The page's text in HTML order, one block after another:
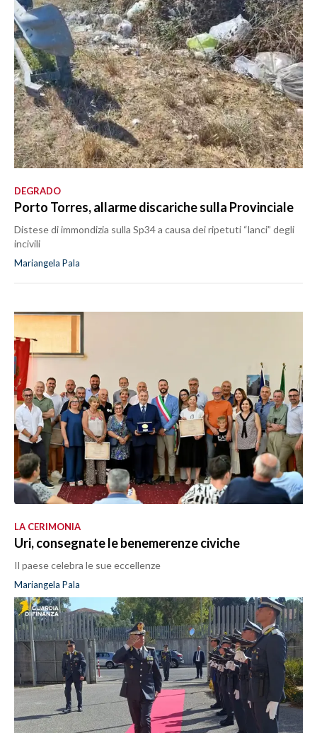
DEGRADO
Porto Torres, allarme discariche sulla Provinciale
Distese di immondizia sulla Sp34 a causa dei ripetuti “lanci” degli
incivili
Mariangela Pala
LA CERIMONIA
Uri, consegnate le benemerenze civiche
Il paese celebra le sue eccellenze
Mariangela Pala